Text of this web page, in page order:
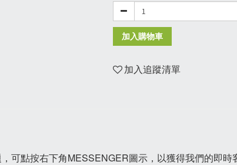
加入購物車
加入追蹤清單
可點按右下角MESSENGER圖示，以獲得我們的即時